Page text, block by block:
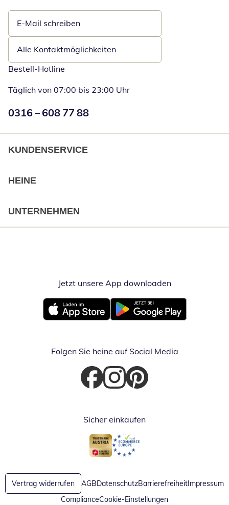
E-Mail schreiben
Öffnet E-Mail-Client
Alle Kontaktmöglichkeiten
Bestell-Hotline
Täglich von 07:00 bis 23:00 Uhr
Numéro de téléphone:
0316 – 608 77 88
KUNDENSERVICE
HEINE
UNTERNEHMEN
Jetzt unsere App downloadenÖffnet in
Öffnet in neuem FensterÖffnet in neuem Fenster
Folgen Sie heine auf Social Media
Öffnet in neuem Fenster
Öffnet in neuem Fenster
Öffnet in neuem Fenster
Sicher einkaufen
Öffnet in neuem Fenster
Öffnet in neuem Fenster
Vertrag widerrufen AGBDatenschutzBarrierefreiheitImpressum
ComplianceCookie-Einstellungen